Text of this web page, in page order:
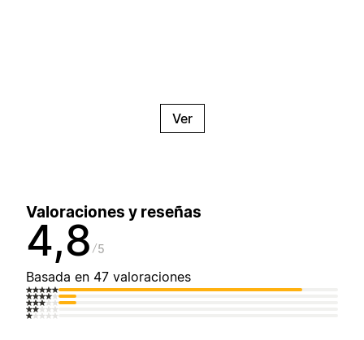
Ver
Valoraciones y reseñas
4,8 5
Basada en 47 valoraciones